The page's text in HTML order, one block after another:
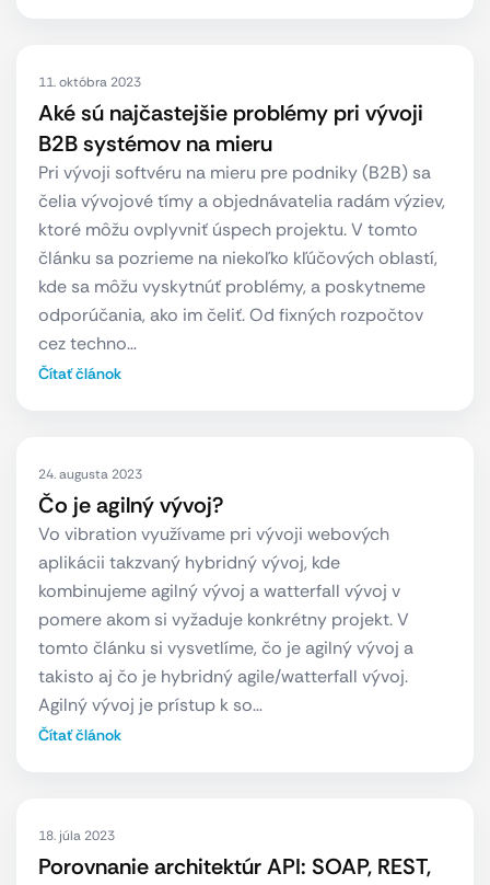
11. októbra 2023
Aké sú najčastejšie problémy pri vývoji
B2B systémov na mieru
Pri vývoji softvéru na mieru pre podniky (B2B) sa
čelia vývojové tímy a objednávatelia radám výziev,
ktoré môžu ovplyvniť úspech projektu. V tomto
článku sa pozrieme na niekoľko kľúčových oblastí,
kde sa môžu vyskytnúť problémy, a poskytneme
odporúčania, ako im čeliť. Od fixných rozpočtov
cez techno…
Čítať článok
24. augusta 2023
Čo je agilný vývoj?
Vo vibration využívame pri vývoji webových
aplikácii takzvaný hybridný vývoj, kde
kombinujeme agilný vývoj a watterfall vývoj v
pomere akom si vyžaduje konkrétny projekt. V
tomto článku si vysvetlíme, čo je agilný vývoj a
takisto aj čo je hybridný agile/watterfall vývoj.
Agilný vývoj je prístup k so…
Čítať článok
18. júla 2023
Porovnanie architektúr API: SOAP, REST,